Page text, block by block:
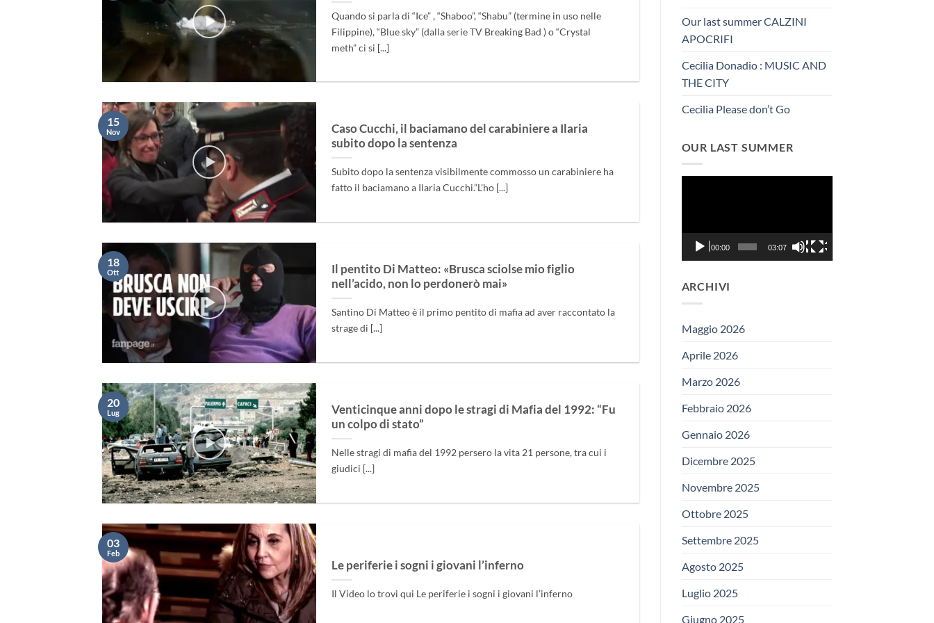
Quando si parla di “Ice” , “Shaboo”, “Shabu” (termine in uso nelle
Filippine), “Blue sky” (dalla serie TV Breaking Bad ) o “Crystal
meth” ci si [...]
Caso Cucchi, il baciamano del carabiniere a Ilaria
subito dopo la sentenza
Subito dopo la sentenza visibilmente commosso un carabiniere ha
fatto il baciamano a Ilaria Cucchi.”L’ho [...]
15
Nov
Il pentito Di Matteo: «Brusca sciolse mio figlio
nell’acido, non lo perdonerò mai»
Santino Di Matteo è il primo pentito di mafia ad aver raccontato la
strage di [...]
18
Ott
Venticinque anni dopo le stragi di Mafia del 1992: “Fu
un colpo di stato”
Nelle stragi di mafia del 1992 persero la vita 21 persone, tra cui i
giudici [...]
20
Lug
Le periferie i sogni i giovani l’inferno
Il Video lo trovi qui Le periferie i sogni i giovani l’inferno
03
Feb
Our last summer CALZINI
APOCRIFI
Cecilia Donadio : MUSIC AND
THE CITY
Cecilia Please don’t Go
OUR LAST SUMMER
00:00 03:07
ARCHIVI
Maggio 2026
Aprile 2026
Marzo 2026
Febbraio 2026
Gennaio 2026
Dicembre 2025
Novembre 2025
Ottobre 2025
Settembre 2025
Agosto 2025
Luglio 2025
Giugno 2025